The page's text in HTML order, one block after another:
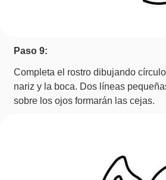
Paso 9:
Completa el rostro dibujando
nariz y la boca. Dos líneas
sobre los ojos formarán las cejas.